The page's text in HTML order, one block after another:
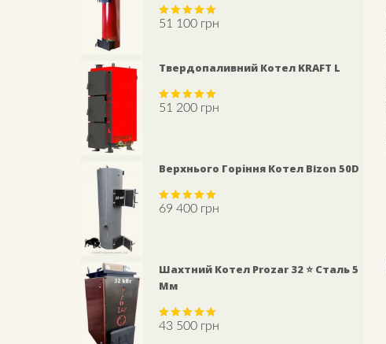
Rated5.00
51 100 грн
Твердопаливний Котел KRAFT L
Rated5.00
51 200 грн
Верхнього Горіння Котел Bizon 50D
Rated5.00
69 400 грн
Шахтний Котел Prozar 32 ⭐ Сталь 5
Мм
Rated5.00
43 500 грн